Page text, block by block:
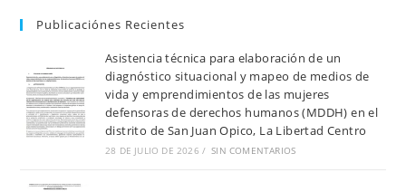
Publicaciónes Recientes
Asistencia técnica para elaboración de un
diagnóstico situacional y mapeo de medios de
vida y emprendimientos de las mujeres
defensoras de derechos humanos (MDDH) en el
distrito de San Juan Opico, La Libertad Centro
28 DE JULIO DE 2026 / SIN COMENTARIOS